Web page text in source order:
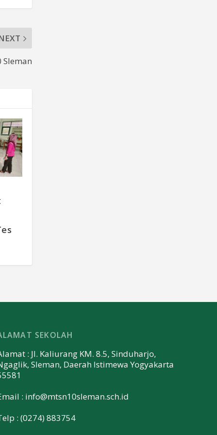
Sleman
SEKOLAH
: Jl. Kaliurang KM. 8.5, Sinduharjo,
Sleman, Daerah Istimewa Yogyakarta
: info@mtsn10sleman.sch.id
: (0274) 883754